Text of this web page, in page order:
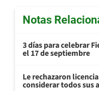
Notas
3 días para celebrar
el 17 de septiembre
Le rechazaron
considerar todos sus